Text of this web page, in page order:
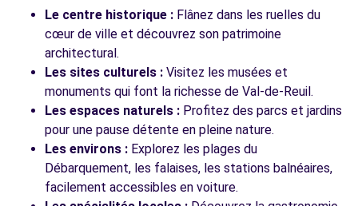
Le centre historique : Flânez dans les ruelles du
cœur de ville et découvrez son patrimoine
architectural.
Les sites culturels : Visitez les musées et
monuments qui font la richesse de Val-de-Reuil.
Les espaces naturels : Profitez des parcs et jardins
pour une pause détente en pleine nature.
Les environs : Explorez les plages du
Débarquement, les falaises, les stations balnéaires,
facilement accessibles en voiture.